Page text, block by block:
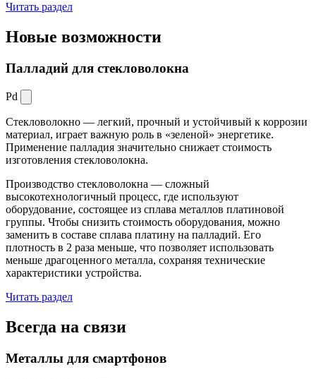
Читать раздел
Новые возможности
Палладий для стекловолокна
Pd
Стекловолокно — легкий, прочный и устойчивый к коррозии
материал, играет важную роль в «зеленой» энергетике.
Применение палладия значительно снижает стоимость
изготовления стекловолокна.
Производство стекловолокна — сложный
высокотехнологичный процесс, где используют
оборудование, состоящее из сплава металлов платиновой
группы. Чтобы снизить стоимость оборудования, можно
заменить в составе сплава платину на палладий. Его
плотность в 2 раза меньше, что позволяет использовать
меньше драгоценного металла, сохраняя технические
характеристики устройства.
Читать раздел
Всегда на связи
Металлы для смартфонов